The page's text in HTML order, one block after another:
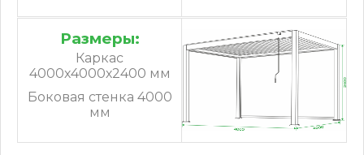
Размеры:
Каркас
4000х4000х2400 мм
Боковая стенка 4000
мм